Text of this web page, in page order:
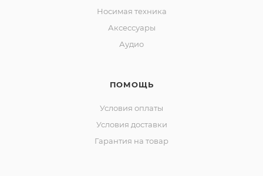
Носимая техника
Аксессуары
Аудио
ПОМОЩЬ
Условия оплаты
Условия доставки
Гарантия на товар